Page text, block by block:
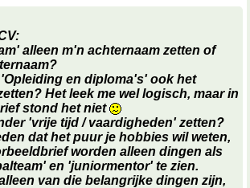
alleen m'n achternaam zetten of
en diploma's' ook het
Het leek me wel logisch, maar in
stond het niet
'vrije tijd / vaardigheden' zetten?
dat het puur je hobbies wil weten,
worden alleen dingen als
en 'juniormentor' te zien.
van die belangrijke dingen zijn,